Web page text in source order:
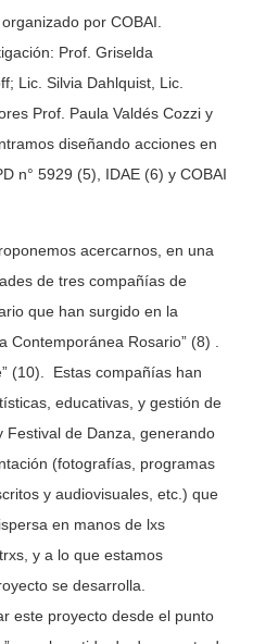
por COBAI.
Prof. Griselda
Lic. Silvia Dahlquist, Lic.
Prof. Paula Valdés Cozzi y
diseñando acciones en
n° 5929 (5), IDAE (6) y COBAI
acercarnos, en una
de tres compañías de
que han surgido en la
Contemporánea Rosario” (8) .
(10). Estas compañías han
educativas, y gestión de
Festival de Danza, generando
(fotografías, programas
y audiovisuales, etc.) que
en manos de lxs
y a lo que estamos
se desarrolla.
este proyecto desde el punto